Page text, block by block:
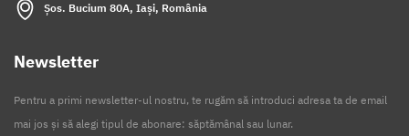
Șos. Bucium 80A, Iași, România
Newsletter
Pentru a primi newsletter-ul nostru, te rugăm să introduci adresa ta de email
mai jos și să alegi tipul de abonare: săptămânal sau lunar.